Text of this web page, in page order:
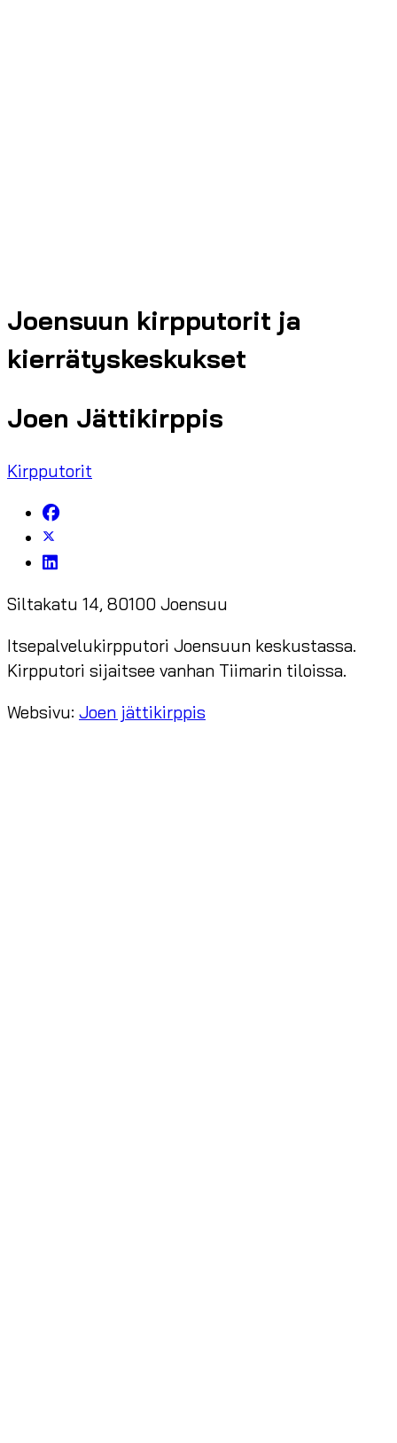
Joensuun kirpputorit ja
kierrätyskeskukset
Joen Jättikirppis
Kirpputorit
Siltakatu 14, 80100 Joensuu
Itsepalvelukirpputori Joensuun keskustassa.
Kirpputori sijaitsee vanhan Tiimarin tiloissa.
Websivu: Joen jättikirppis